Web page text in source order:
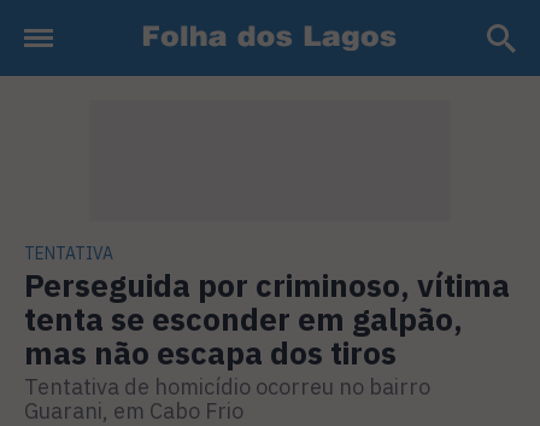
TENTATIVA
Perseguida por criminoso, vítima
tenta se esconder em galpão,
mas não escapa dos tiros
Tentativa de homicídio ocorreu no bairro
Guarani, em Cabo Frio